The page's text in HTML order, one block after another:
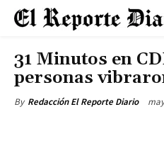
31 Minutos en
personas
By Redacción El Reporte Diario